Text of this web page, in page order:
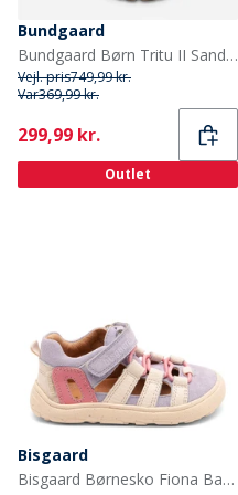
Bundgaard
Bundgaard Børn Tritu II Sandaler Tan Ws
Vejl. pris749,99 kr.
Var369,99 kr.
Current
299,99 kr.
Outlet
Bisgaard
Bisgaard Børnesko Fiona Barfods Violet